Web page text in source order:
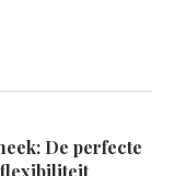
De perfecte
flexibiliteit